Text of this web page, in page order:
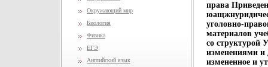
Окружающий мир
Биология
Физика
ЕГЭ
Английский язык
права
уголовно-
материалов
со структурой
изменениями и
измененное и